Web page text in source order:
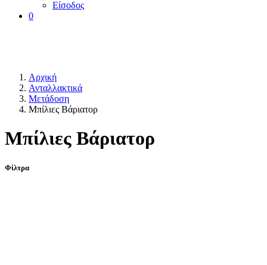
Είσοδος
0
Αρχική
Ανταλλακτικά
Μετάδοση
Μπίλιες Βάριατορ
Μπίλιες Βάριατορ
Φίλτρα